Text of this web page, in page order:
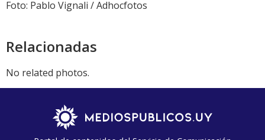
Foto: Pablo Vignali / Adhocfotos
Relacionadas
No related photos.